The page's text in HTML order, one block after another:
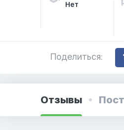
Нет
Поделиться:
Отзывы